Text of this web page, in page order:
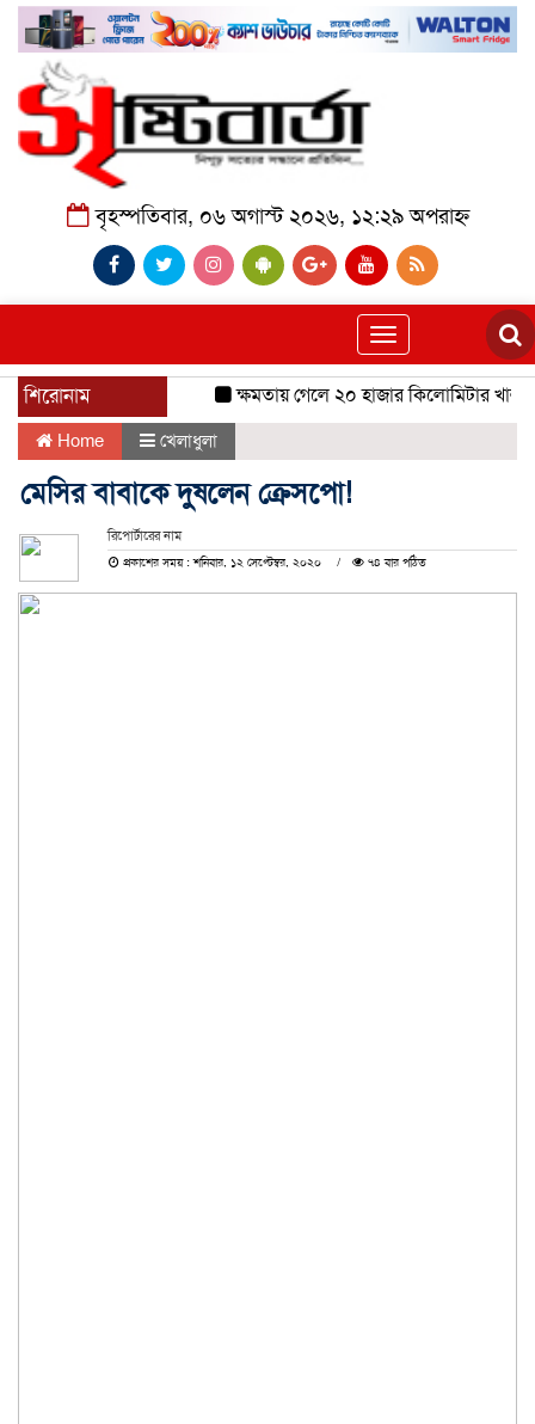
বৃহস্পতিবার, ০৬ অগাস্ট ২০২৬, ১২:২৯ অপরাহ্ন
Toggle
navigation
শিরোনাম ক্ষমতায় গেলে ২০ হাজার কিলোমিটার খাল
Home খেলাধুলা
মেসির বাবাকে দুষলেন ক্রেসপো!
রিপোর্টারের নাম
প্রকাশের সময় : শনিবার, ১২ সেপ্টেম্বর, ২০২০
৭৪ বার পঠিত